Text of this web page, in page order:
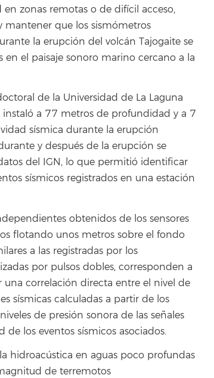
zonas remotas o de difícil acceso,
mantener que los sismómetros
la erupción del volcán Tajogaite se
el paisaje sonoro marino cercano a la
de la Universidad de La Laguna
instaló a 77 metros de profundidad y a 7
sísmica durante la erupción
y después de la erupción se
del IGN, lo que permitió identificar
sísmicos registrados en una estación
obtenidos de los sensores
flotando unos metros sobre el fondo
a las registradas por los
por pulsos dobles, corresponden a
correlación directa entre el nivel de
sísmicas calculadas a partir de los
de presión sonora de las señales
los eventos sísmicos asociados.
hidroacústica en aguas poco profundas
de terremotos